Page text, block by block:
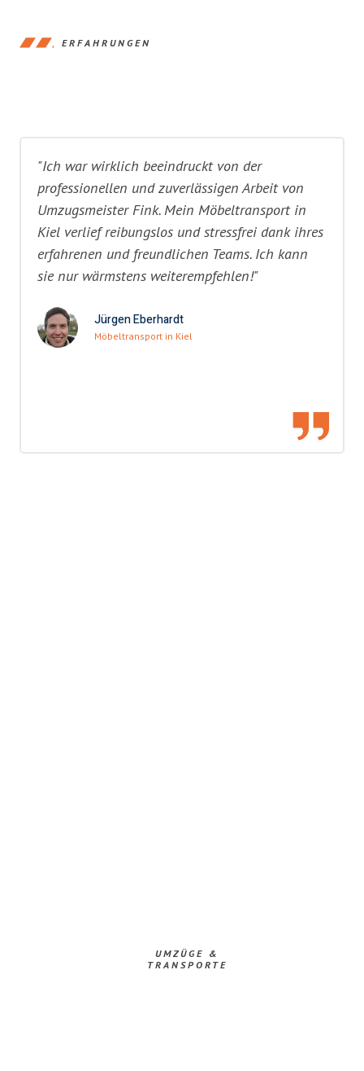
ERFAHRUNGEN
"Ich war wirklich beeindruckt von der
professionellen und zuverlässigen Arbeit von
Umzugsmeister Fink. Mein Möbeltransport in
Kiel verlief reibungslos und stressfrei dank ihres
erfahrenen und freundlichen Teams. Ich kann
sie nur wärmstens weiterempfehlen!"
Jürgen Eberhardt
Möbeltransport in Kiel
UMZÜGE &
TRANSPORTE